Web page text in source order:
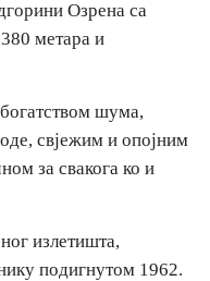
Озрена са
метара и
шума,
свјежим и опојним
за свакога ко и
излетишта,
подигнутом 1962.